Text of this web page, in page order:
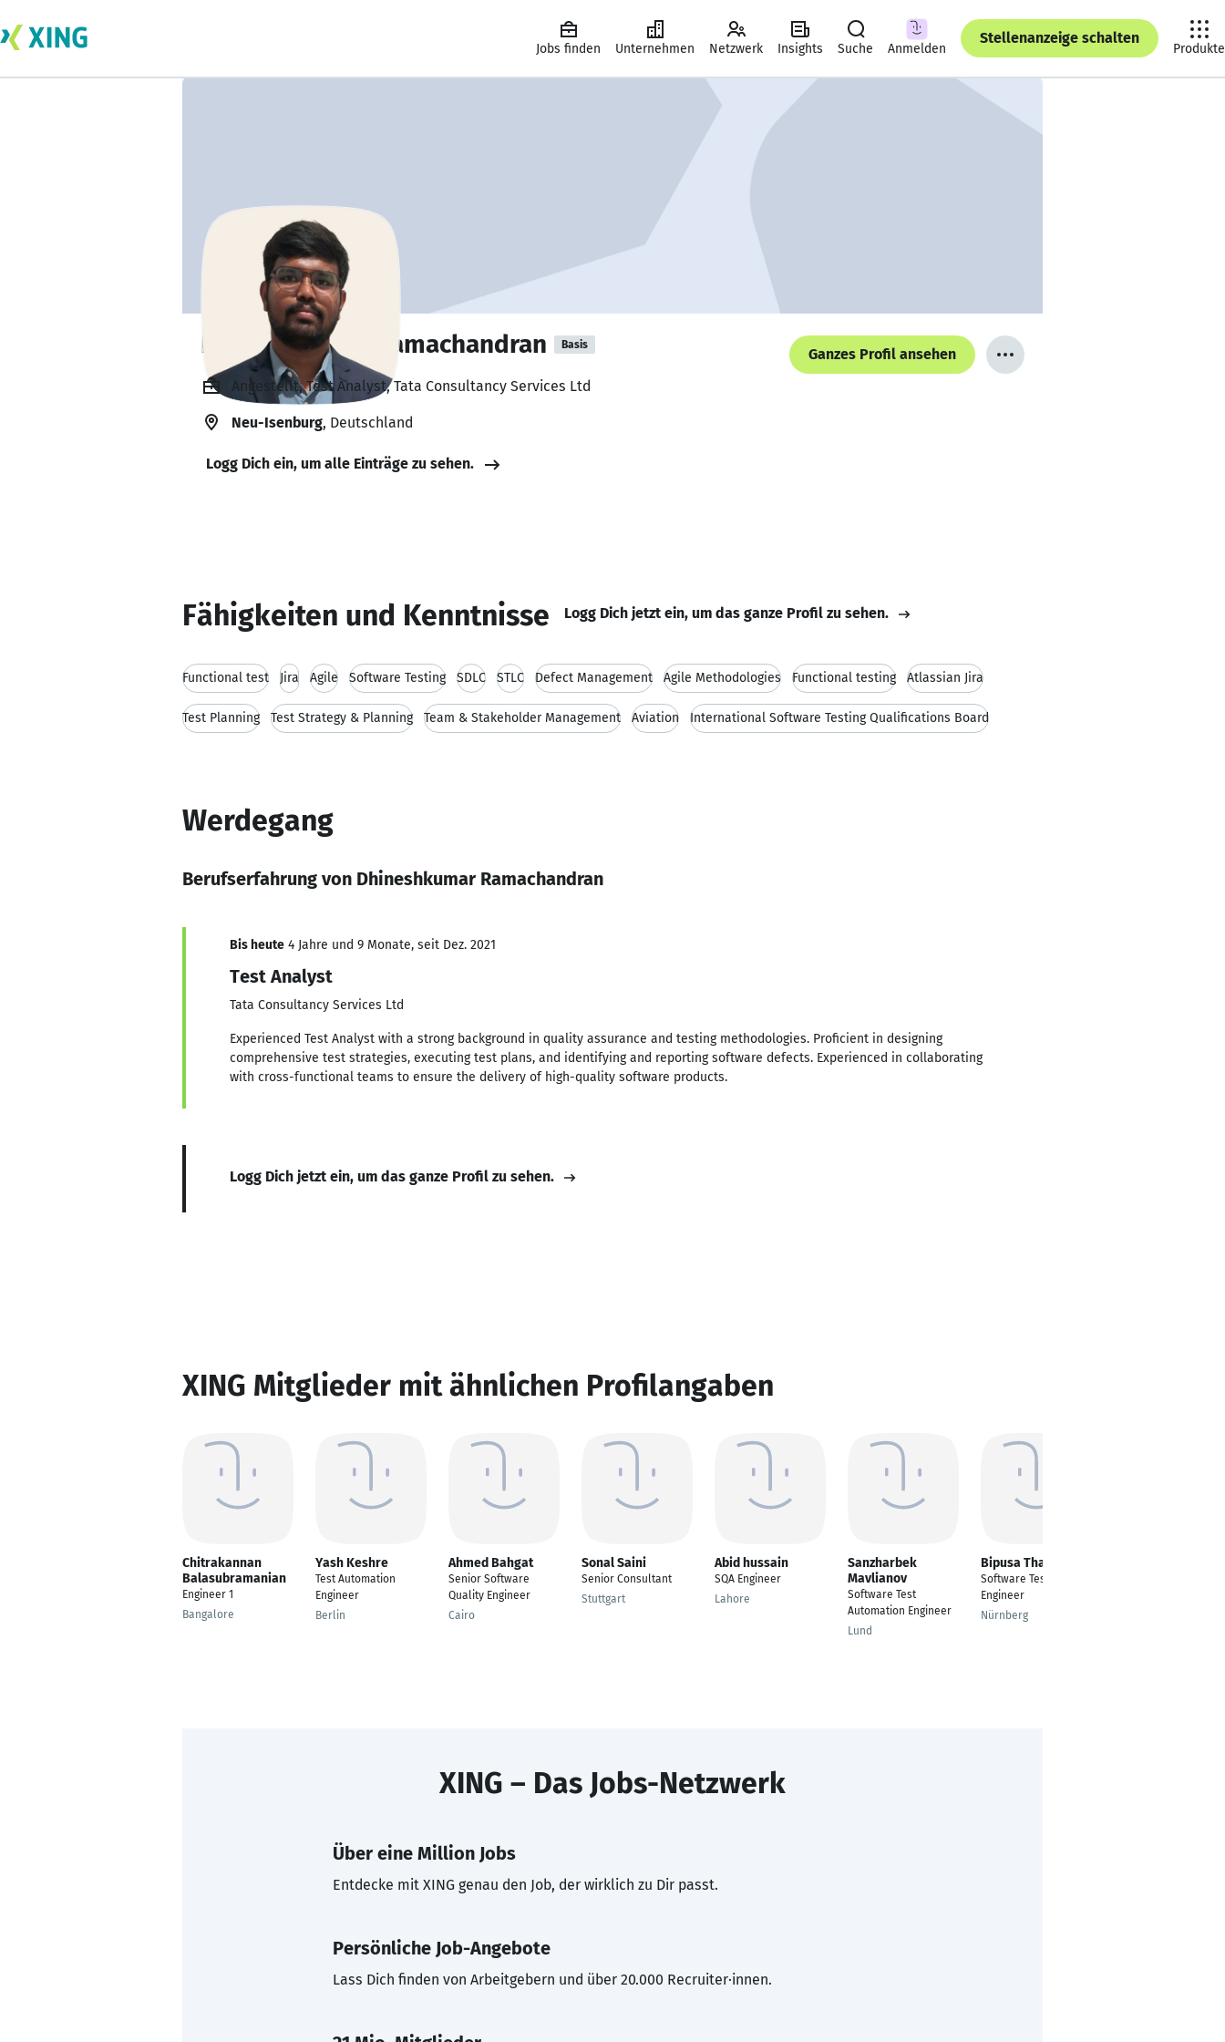
Jobs finden Unternehmen Netzwerk Insights Suche Anmelden
Stellenanzeige schalten
Produkte
Dhineshkumar Ramachandran Basis
Ganzes Profil ansehen
Angestellt, Test Analyst, Tata Consultancy Services Ltd
Neu-Isenburg, Deutschland
Logg Dich ein, um alle Einträge zu sehen.
Fähigkeiten und Kenntnisse Logg Dich jetzt ein, um das ganze Profil zu sehen.
Functional test Jira Agile Software Testing SDLC STLC Defect Management Agile Methodologies Functional testing Atlassian Jira
Test Planning Test Strategy & Planning Team & Stakeholder Management Aviation International Software Testing Qualifications Board
Werdegang
Berufserfahrung von Dhineshkumar Ramachandran
Bis heute 4 Jahre und 9 Monate, seit Dez. 2021
Test Analyst
Tata Consultancy Services Ltd
Experienced Test Analyst with a strong background in quality assurance and testing methodologies. Proficient in designing
comprehensive test strategies, executing test plans, and identifying and reporting software defects. Experienced in collaborating
with cross-functional teams to ensure the delivery of high-quality software products.
Logg Dich jetzt ein, um das ganze Profil zu sehen.
XING Mitglieder mit ähnlichen Profilangaben
Chitrakannan
Balasubramanian
Engineer 1
Bangalore
Yash Keshre
Test Automation
Engineer
Berlin
Ahmed Bahgat
Senior Software
Quality Engineer
Cairo
Sonal Saini
Senior Consultant
Stuttgart
Abid hussain
SQA Engineer
Lahore
Sanzharbek
Mavlianov
Software Test
Automation Engineer
Lund
Bipusa Thapa
Software Test
Engineer
Nürnberg
XING – Das Jobs-Netzwerk
Über eine Million Jobs
Entdecke mit XING genau den Job, der wirklich zu Dir passt.
Persönliche Job-Angebote
Lass Dich finden von Arbeitgebern und über 20.000 Recruiter·innen.